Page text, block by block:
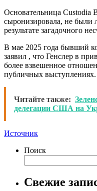
Основательница Custodia
сыронизировала, не были
результате загадочного
В мае 2025 года бывший
заявил , что Генслер в
более взвешенное
публичных выступлениях.
Читайте также:
делегации США на
Источник
Поиск
Свежие